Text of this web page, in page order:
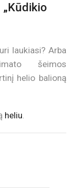
laukiasi? Arba
šeimos
helio balioną
heliu